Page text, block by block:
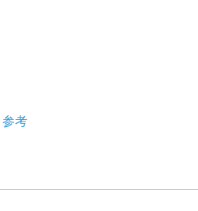
考